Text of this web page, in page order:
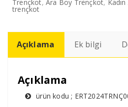
Trençkot,Ara Boy Trençkot,
trençkot
Açıklama Ek bilgi
Açıklama
ürün kodu ;